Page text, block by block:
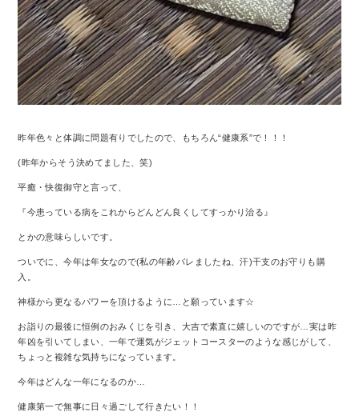
昨年色々と体調に問題有りでしたので、もちろん“健康系”で！！！
(昨年からそう決めてました、笑)
平癒・快復御守と言って、
『今患っている病をこれからどんどん良くしてすっかり治る』
とかの意味らしいです。
ついでに、今年は年女なので(私の年齢バレましたね、汗)干支のお守りも購
入。
神様から更なるパワーを頂けるように…と願っています☆
お詣りの最後に恒例のおみくじを引き、大吉で素直に嬉しいのですが…実は昨
年凶を引いてしまい、一年で運気がジェットコースターのような感じがして、
ちょっと複雑な気持ちになっています。
今年はどんな一年になるのか…
健康第一で無事に日々過ごして行きたい！！